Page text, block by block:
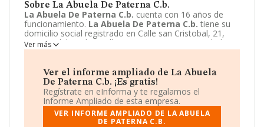
Sobre La Abuela De Paterna C.b.
La Abuela De Paterna C.b. cuenta con 16 años de
funcionamiento. La Abuela De Paterna C.b. tiene su
domicilio social registrado en Calle san Cristobal, 21,
Paterna del Madera, Albacete. Enmarca su actividad
CNAE principal como 1013 - Elaboración de productos
aparece inscrita como Comunidad de bienes.
Ver más
Ver el informe ampliado de La Abuela
De Paterna C.b. ¡Es gratis!
Regístrate en eInforma y te regalamos el
Informe Ampliado de esta empresa.
VER INFORME AMPLIADO DE LA ABUELA
DE PATERNA C.B.